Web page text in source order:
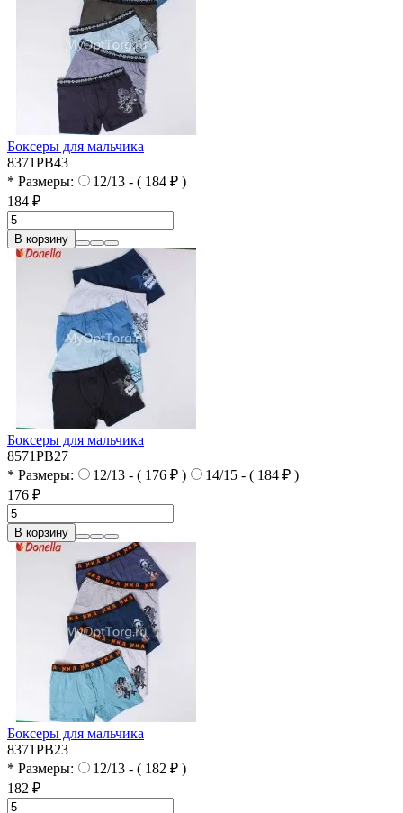
Боксеры для мальчика
8371PB43
* Размеры:
12/13 - ( 184 ₽ )
184 ₽
В корзину
Боксеры для мальчика
8571PB27
* Размеры:
12/13 - ( 176 ₽ )
14/15 - ( 184 ₽ )
176 ₽
В корзину
Боксеры для мальчика
8371PB23
* Размеры:
12/13 - ( 182 ₽ )
182 ₽